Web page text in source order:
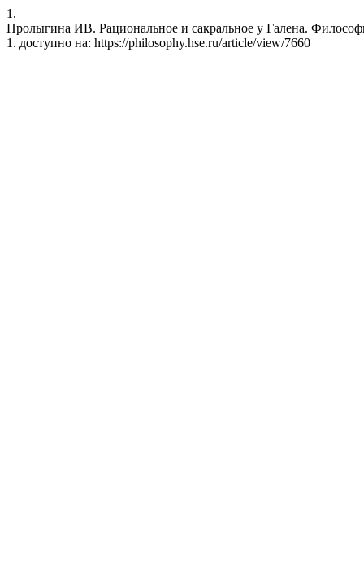
1.
Пролыгина ИВ. Рациональное и сакральное у Галена.
1. доступно на: https://philosophy.hse.ru/article/view/7660